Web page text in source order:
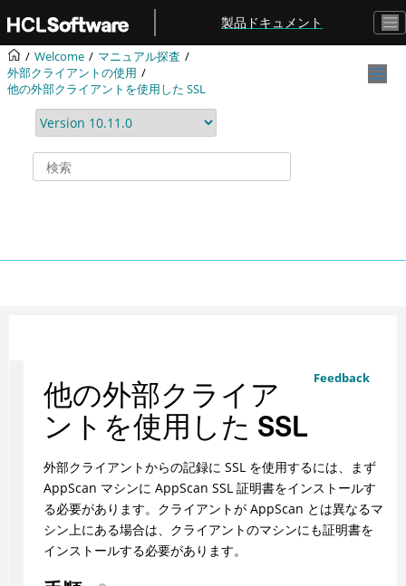
メインコンテンツにジャンプ
製品ドキュメント
Welcome
マニュアル探査
外部クライアントの使用
他の外部クライアントを使用した SSL
Feedback
他の外部クライア
ントを使用した SSL
外部クライアントからの記録に SSL を使用するには、まず
AppScan マシンに AppScan SSL 証明書をインストールす
る必要があります。クライアントが AppScan とは異なるマ
シン上にある場合は、クライアントのマシンにも証明書を
インストールする必要があります。